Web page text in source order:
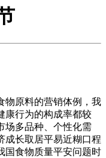
原料的营销体例，我
康行为的构成率都较
场多品种、个性化需
成长取居平易近糊口程
国食物质量平安问题时